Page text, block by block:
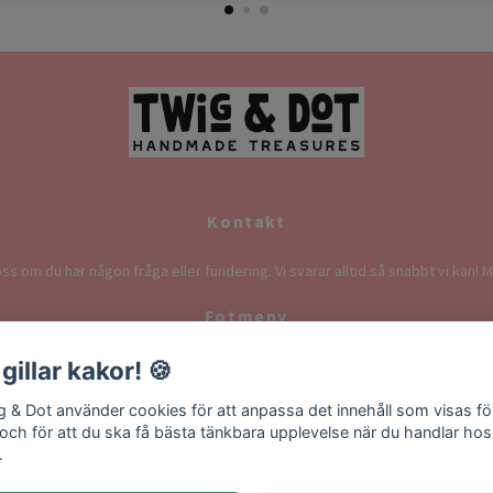
Kontakt
om du har någon fråga eller fundering. Vi svarar alltid så snabbt vi kan!
Fotmeny
Köpvillkor
kakor! 🍪
& Dot använder cookies för att anpassa det innehåll som visas
för att du ska få bästa tänkbara upplevelse när du handlar hos